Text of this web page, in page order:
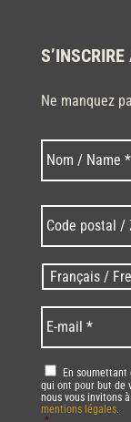
Ne manquez
Nom *
postal
/
Zip
code
* *
Langues
/
Language *
mail *
RGPD *
En
qui ont pour but de
nous vous invitons
mentions légales.